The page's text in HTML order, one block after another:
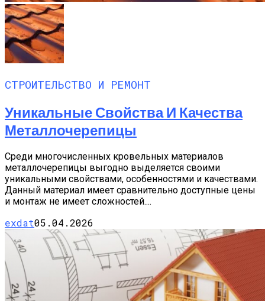
СТРОИТЕЛЬСТВО И РЕМОНТ
Уникальные Свойства И Качества
Металлочерепицы
Среди многочисленных кровельных материалов
металлочерепицы выгодно выделяется своими
уникальными свойствами, особенностями и качествами.
Данный материал имеет сравнительно доступные цены
и монтаж не имеет сложностей....
exdat05.04.2026